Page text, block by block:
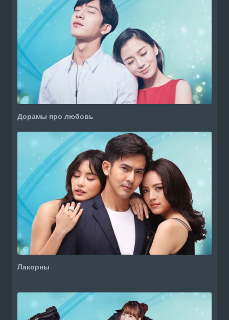
Дорамы про любовь
Лакорны